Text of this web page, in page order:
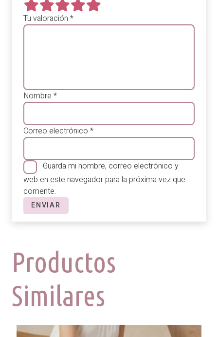
Tu valoración *
Nombre *
Correo electrónico *
Guarda mi nombre, correo electrónico y
web en este navegador para la próxima vez que
comente.
Productos
Similares